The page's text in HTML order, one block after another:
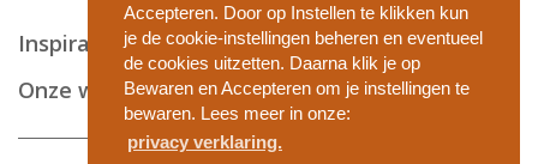
Accepteren. Door op Instellen te klikken kun
je de cookie-instellingen beheren en eventueel
de cookies uitzetten. Daarna klik je op
Bewaren en Accepteren om je instellingen te
bewaren. Lees meer in onze:
privacy verklaring.
Inspiratie
Onze webshops